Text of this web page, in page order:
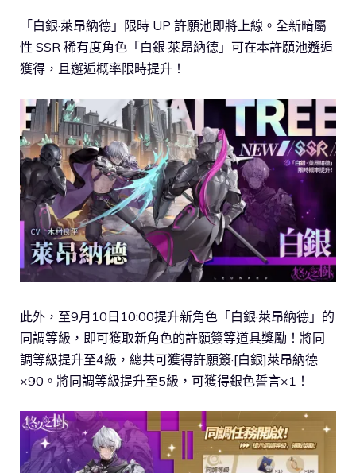
「白銀·萊昂納德」限時 UP 許願池即將上線。全新暗屬
性 SSR 稀有度角色「白銀·萊昂納德」可在本許願池邂逅
獲得，且邂逅概率限時提升！
此外，至9月10日10:00提升新角色「白銀·萊昂納德」的
同調等級，即可獲取新角色的許願簽等道具獎勵！將同
調等級提升至4級，總共可獲得許願簽·[白銀]萊昂納德
×90。將同調等級提升至5級，可獲得銀色誓言×1！